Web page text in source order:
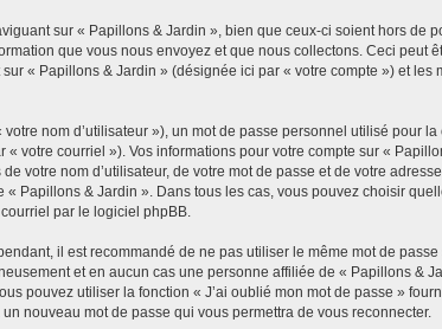
sur « Papillons & Jardin », bien que ceux-ci soient hors de
que vous nous envoyez et que nous collectons. Ceci peut
« Papillons & Jardin » (désignée ici par « votre compte ») et
nom d’utilisateur »), un mot de passe personnel utilisé pour
votre courriel »). Vos informations pour votre compte sur «
votre nom d’utilisateur, de votre mot de passe et de votre
Papillons & Jardin ». Dans tous les cas, vous pouvez choisir
par le logiciel phpBB.
il est recommandé de ne pas utiliser le même mot de
et en aucun cas une personne affiliée de « Papillons &
pouvez utiliser la fonction « J’ai oublié mon mot de passe »
nouveau mot de passe qui vous permettra de vous reconnecter.